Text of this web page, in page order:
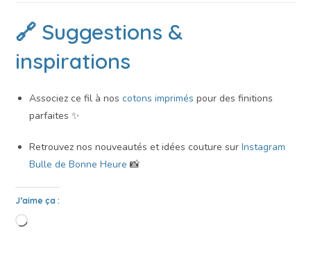
🔗 Suggestions &
inspirations
Associez ce fil à noscotons imprimés pour des finitions
parfaites ✨
Retrouvez nos nouveautés et idées couture surInstagram
Bulle de Bonne Heure 📸
J’aime ça :